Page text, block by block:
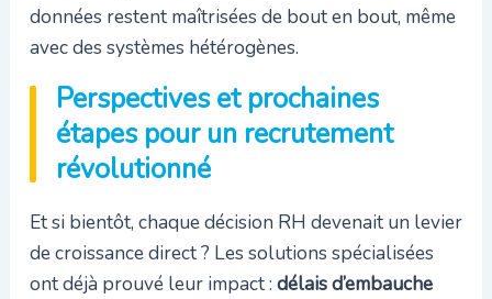
données restent maîtrisées de bout en bout, même
avec des systèmes hétérogènes.
Perspectives et prochaines
étapes pour un recrutement
révolutionné
Et si bientôt, chaque décision RH devenait un levier
de croissance direct ? Les solutions spécialisées
ont déjà prouvé leur impact : délais d’embauche